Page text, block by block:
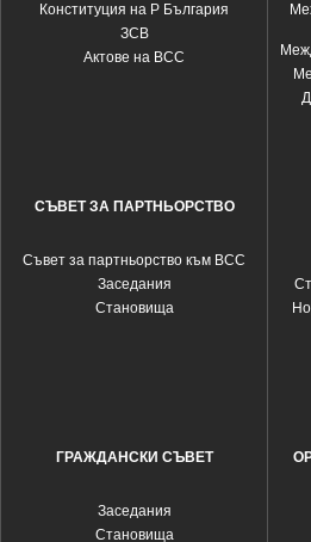
Конституция на Р България
ЗСВ
Актове на ВСС
СЪВЕТ ЗА ПАРТНЬОРСТВО
Съвет за партньорство към ВСС
Заседания
Становища
ГРАЖДАНСКИ СЪВЕТ
Заседания
Становища